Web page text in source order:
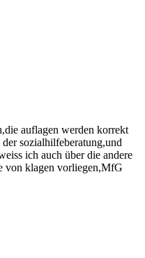
auflagen werden korrekt
sozialhilfeberatung,und
ich auch über die andere
von klagen vorliegen,MfG